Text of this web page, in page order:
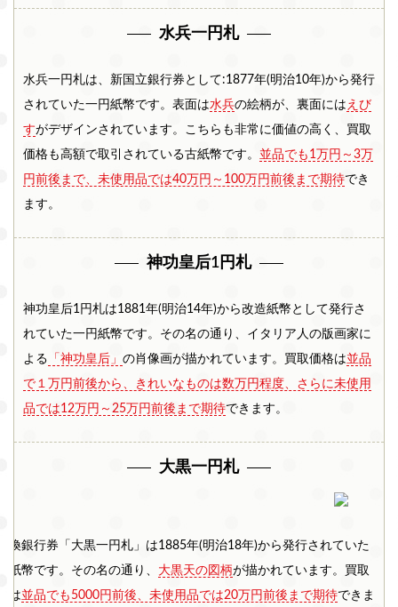
香川
徳島
高知
愛媛
福岡
佐賀
県
長崎
県
熊本
県
大分
県
宮崎
県
鹿児
島県
沖縄
県
水兵一円札
水兵一円札は、新国立銀行券として:1877年(明治10年)から発行
されていた一円紙幣です。表面は水兵の絵柄が、裏面には えび
すがデザインされています。こちらも非常に価値の高く、買取
価格も高額で取引されている古紙幣です。 並品でも1万円～3万
円前後まで、未使用品では40万円～100万円前後まで期待でき
ます。
神功皇后1円札
神功皇后1円札は1881年(明治14年)から改造紙幣として発行さ
れていた一円紙幣です。その名の通り、イタリア人の版画家に
よる 「神功皇后」 の肖像画が描かれています。買取価格は並品
で１万円前後から、きれいなものは数万円程度、さらに未使用
品では12万円～25万円前後まで期待できます。
大黒一円札
換銀行券「大黒一円札」は1885年(明治18年)から発行されていた
紙幣です。その名の通り、 大黒天の図柄が描かれています。買取
は並品でも5000円前後、未使用品では20万円前後まで期待できま